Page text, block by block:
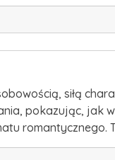
siłą
pokazując, jak
romantycznego.